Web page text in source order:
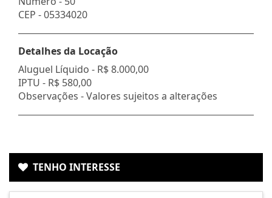
CEP -05334020
Detalhes da Locação
Aluguel Líquido - R$ 8.000,00
IPTU - R$ 580,00
Observações - Valores sujeitos a alterações
TENHO INTERESSE